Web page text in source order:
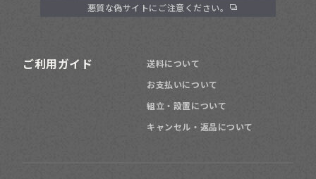
幅180cm台～
悪質な偽サイトにご注意ください。
ご利用ガイド
送料について
お支払いについて
組立・設置について
キャンセル・返品について